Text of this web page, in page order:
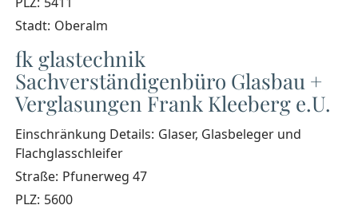
Stadt: Oberalm
fk glastechnik
Sachverständigenbüro Glasbau +
Verglasungen Frank Kleeberg e.U.
Einschränkung Details: Glaser, Glasbeleger und
Flachglasschleifer
Straße: Pfunerweg 47
PLZ: 5600